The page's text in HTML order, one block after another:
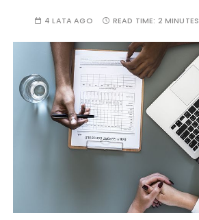
4 LATA AGO READ TIME: 2 MINUTES